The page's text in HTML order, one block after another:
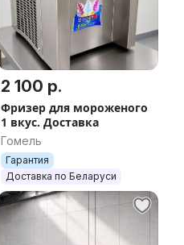
2 100 р.
Фризер для мороженого
1 вкус. Доставка
Гомель
Гарантия
Доставка по Беларуси